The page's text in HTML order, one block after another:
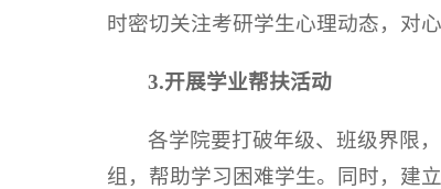
时密切关注考研学生心理动态，对
3.开展学业帮扶活动
各学院要打破年级、班级界限
组，帮助学习困难学生。同时，建